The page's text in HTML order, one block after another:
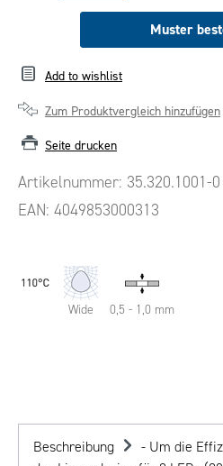
Muster
Add to wishlist
Zum Produktvergleich hinzufügen
Seite drucken
Artikelnummer: 35.320.1001-0
EAN: 4049853000313
Wide 0,5 - 1,0 mm
Beschreibung
- Um die